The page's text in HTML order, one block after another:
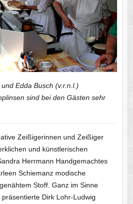
Edda Busch (v.r.n.l.)
sind bei den Gästen sehr
Zeißigerinnen und Zeißiger
und künstlerischen
Herrmann Handgemachtes
Schiemanz modische
Stoff. Ganz im Sinne
Dirk Lohr-Ludwig